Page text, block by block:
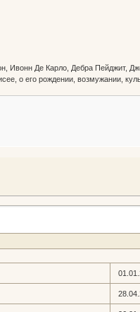
Ивонн Де Карло, Дебра Пейджит,
о его рождении, возмужании,